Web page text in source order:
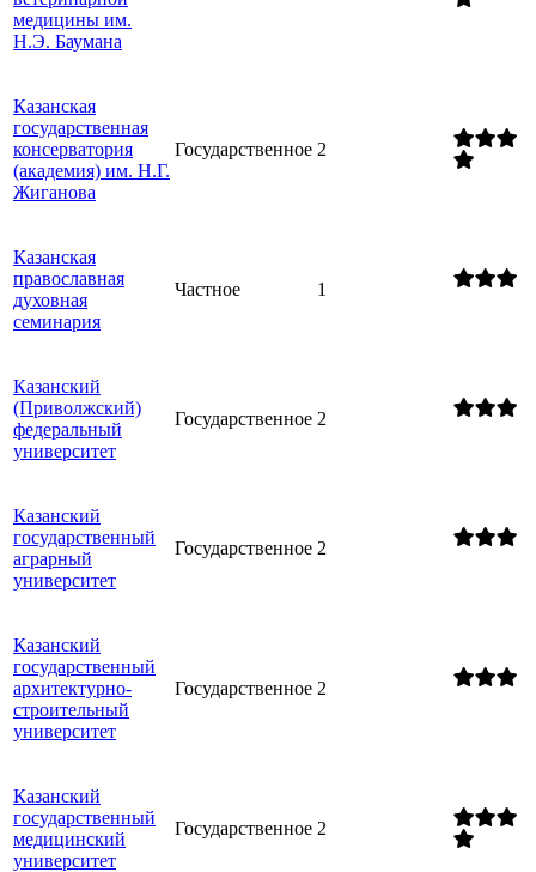
медицины им.
Н.Э. Баумана
Казанская
государственная
консерватория
(академия) им. Н.Г.
Жиганова
Государственное 2
Казанская
православная
духовная
семинария
Частное 1
Казанский
(Приволжский)
федеральный
университет
Государственное 2
Казанский
государственный
аграрный
университет
Государственное 2
Казанский
государственный
архитектурно-
строительный
университет
Государственное 2
Казанский
государственный
медицинский
университет
Государственное 2